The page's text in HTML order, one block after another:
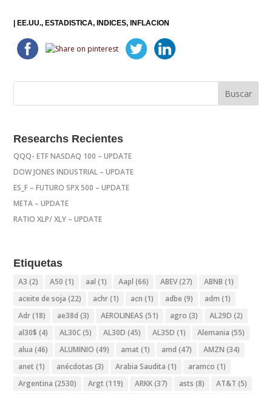
EE.UU. ESTADISTICA INDICES INFLACION
Researchs Recientes
QQQ- ETF NASDAQ 100 – UPDATE
DOW JONES INDUSTRIAL – UPDATE
ES_F – FUTURO SPX 500 – UPDATE
META – UPDATE
RATIO XLP/ XLY – UPDATE
Etiquetas
A3 (2) A50 (1) aal (1) Aapl (66) ABEV(27) ABNB (1)
aceite de soja (22) achr(1) acn (1) adbe (9) adm (1)
Adr(18) ae38d (3) AEROLINEAS (51) agro (3) AL29D (2)
al30$ (4) AL30C(5) AL30D (45) AL35D (1) Alemania (55)
alua (46) ALUMINIO (49) amat (1) amd (47) AMZN (34)
anet (1) anécdotas (3) Arabia Saudita (1) aramco (1)
Argentina (2530) Argt (119) ARKK(37) asts (8) AT&T (5)